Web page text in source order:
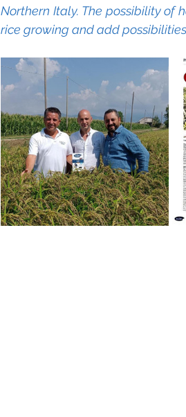
Northern Italy. The possibility
rice growing and add